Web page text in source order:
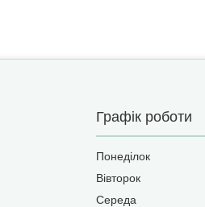
Графік роботи
Понеділок
Вівторок
Середа